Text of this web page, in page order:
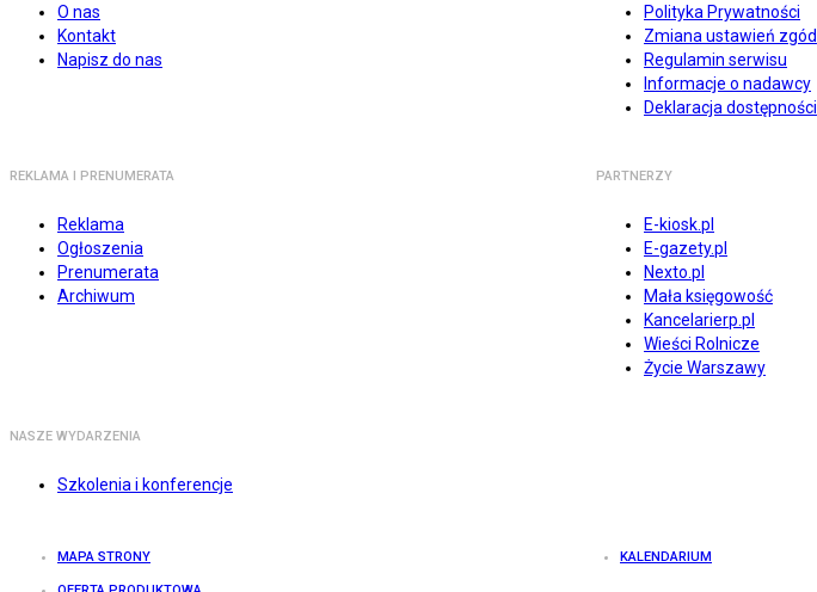
O nas
Kontakt
Napisz do nas
Polityka Prywatności
Zmiana ustawień zgód
Regulamin serwisu
Informacje o nadawcy
Deklaracja dostępności
REKLAMA I PRENUMERATA
Reklama
Ogłoszenia
Prenumerata
Archiwum
PARTNERZY
E-kiosk.pl
E-gazety.pl
Nexto.pl
Mała księgowość
Kancelarierp.pl
Wieści Rolnicze
Życie Warszawy
NASZE WYDARZENIA
Szkolenia i konferencje
MAPA STRONY KALENDARIUM